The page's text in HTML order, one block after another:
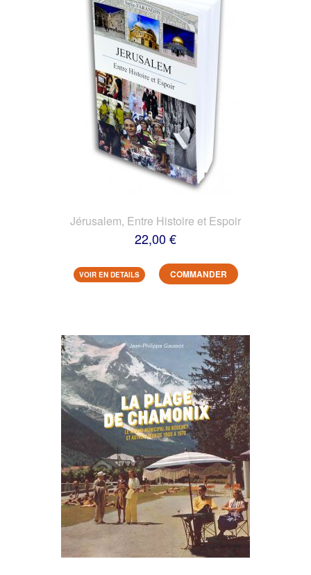
Jérusalem, Entre Histoire et Espoir
22,00 €
VOIR EN DETAILS COMMANDER